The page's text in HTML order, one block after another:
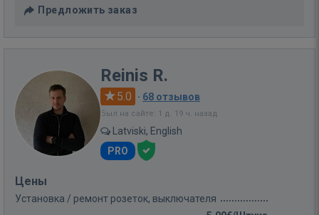
Предложить заказ
Reinis R.
5.0 · 68 отзывов
Был на сайте: 1 д. 19 ч. назад
Latviski, English
PRO
Цены
Установка / ремонт розеток, выключателя